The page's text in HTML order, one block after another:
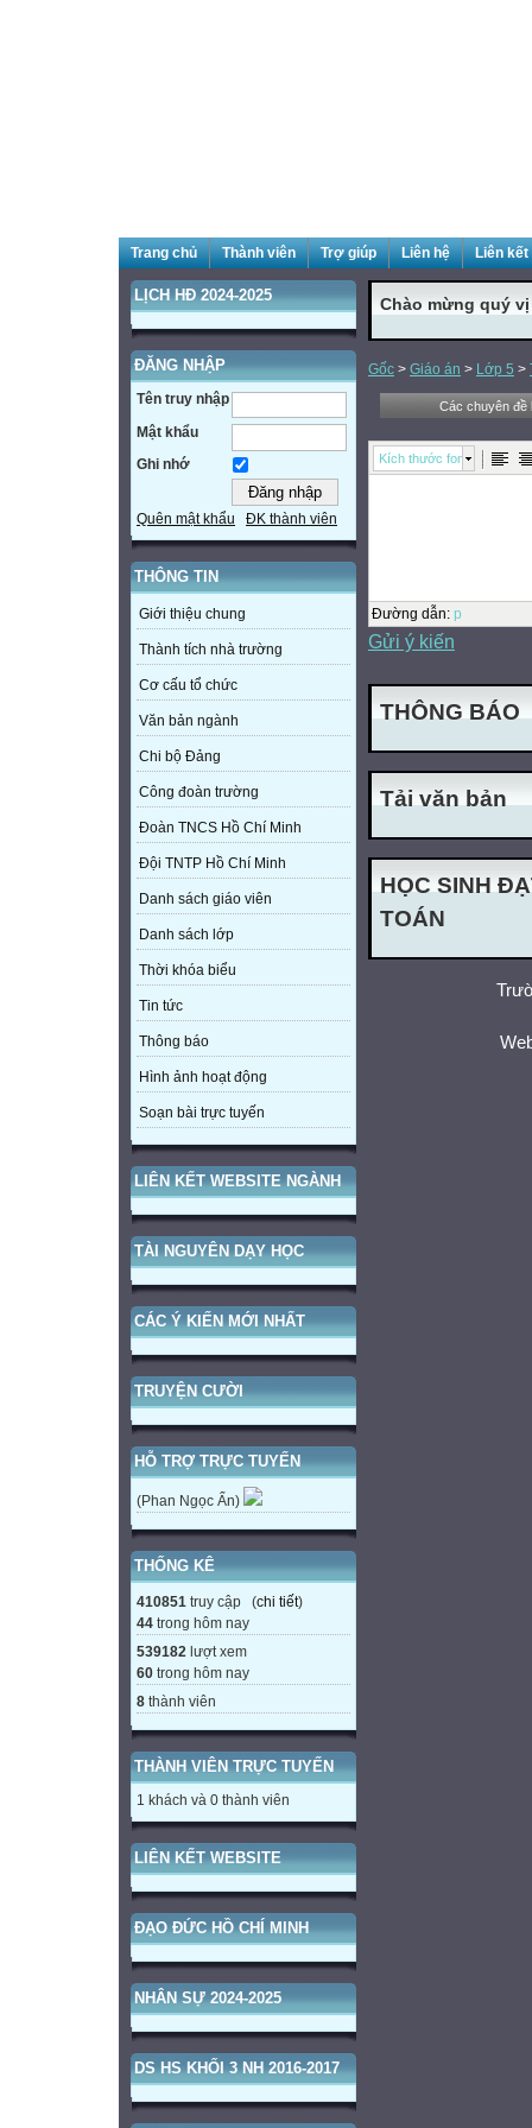
Trang chủ Thành viên Trợ giúp Liên hệ Liên
LỊCH HĐ 2024-2025
ĐĂNG NHẬP
Tên truy nhập
Mật khẩu
Ghi nhớ
Quên mật khẩu ĐK thành viên
THÔNG TIN
Giới thiệu chung
Thành tích nhà trường
Cơ cấu tổ chức
Văn bản ngành
Chi bộ Đảng
Công đoàn trường
Đoàn TNCS Hồ Chí Minh
Đội TNTP Hồ Chí Minh
Danh sách giáo viên
Danh sách lớp
Thời khóa biểu
Tin tức
Thông báo
Hình ảnh hoạt động
Soạn bài trực tuyến
LIÊN KẾT WEBSITE NGÀNH
TÀI NGUYÊN DẠY HỌC
CÁC Ý KIẾN MỚI NHẤT
TRUYỆN CƯỜI
HỖ TRỢ TRỰC TUYẾN
(Phan Ngọc Ẩn)
THỐNG KÊ
410851 truy cập (chi tiết)
44 trong hôm nay
539182 lượt xem
60 trong hôm nay
8 thành viên
THÀNH VIÊN TRỰC TUYẾN
1 khách và 0 thành viên
LIÊN KẾT WEBSITE
ĐẠO ĐỨC HỒ CHÍ MINH
NHÂN SỰ 2024-2025
DS HS KHỐI 3 NH 2016-2017
Chào mừng quý
Gốc > Giáo án > Lớp 5 >
Các chuyên đề
Kích thước font
Đường dẫn: p
Gửi ý kiến
THÔNG BÁO
Tải văn bản
HỌC SINH
TOÁN